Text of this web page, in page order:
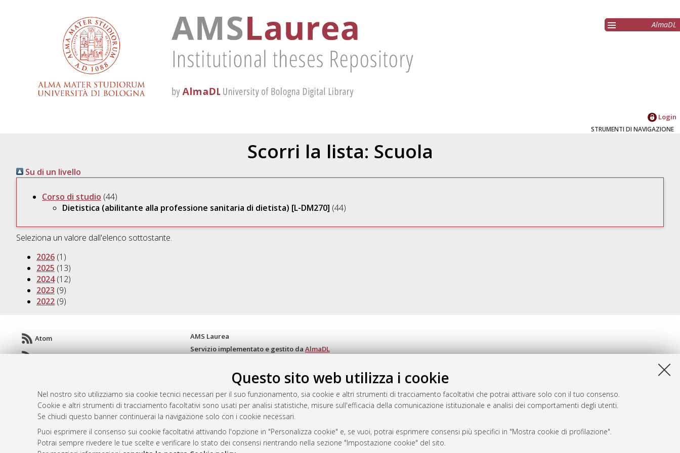
Questo sito web utilizza i cookie
Nel nostro sito utilizziamo sia cookie tecnici necessari per il suo funzionamento, sia cookie e altri strumenti di tracciamento facoltativi che potrai attivare solo con il tuo consenso.
Cookie e altri strumenti di tracciamento facoltativi sono usati per analisi statistiche, misure sull'efficacia della comunicazione istituzionale e analisi dei comportamenti degli utenti.
Se chiudi questo banner continuerai la navigazione solo con i cookie necessari.
Puoi esprimere il consenso sui cookie facoltativi attivando l'opzione in "Personalizza cookie" e, se vuoi, potrai esprimere consensi più specifici in "Mostra cookie di profilazione".
Potrai sempre rivedere le tue scelte e verificare lo stato dei consensi rientrando nella sezione "Impostazione cookie" del sito.
AlmaDL
Login
STRUMENTI DI NAVIGAZIONE
Scorri la lista: Scuola
Su di un livello
Corso di studio (44)
Dietistica (abilitante alla professione sanitaria di dietista) [L-DM270] (44)
Seleziona un valore dall'elenco sottostante.
2026(1)
2025 (13)
2024(12)
2023 (9)
2022(9)
Atom
Rss 1.0
AMS Laurea
Servizio implementato e gestito daAlmaDL
Informativa sulla privacy
Condizioni d’uso del sito
© ALMA MATER STUDIORUM - Università di Bologna, 2007-2026.